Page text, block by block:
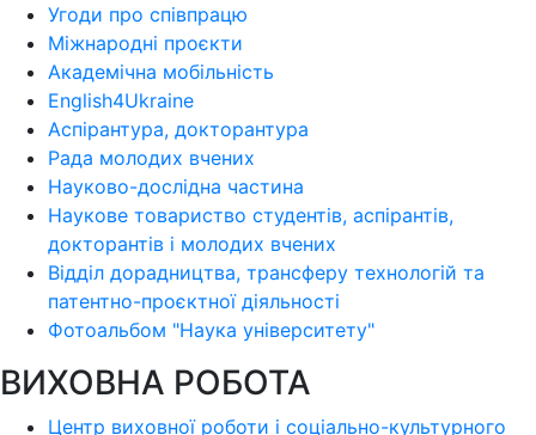
Угоди про співпрацю
Міжнародні проєкти
Академічна мобільність
English4Ukraine
Аспірантура, докторантура
Рада молодих вчених
Науково-дослідна частина
Наукове товариство студентів, аспірантів,
докторантів і молодих вчених
Відділ дорадництва, трансферу технологій та
патентно-проєктної діяльності
Фотоальбом "Наука університету"
ВИХОВНА РОБОТА
Центр виховної роботи і соціально-культурного